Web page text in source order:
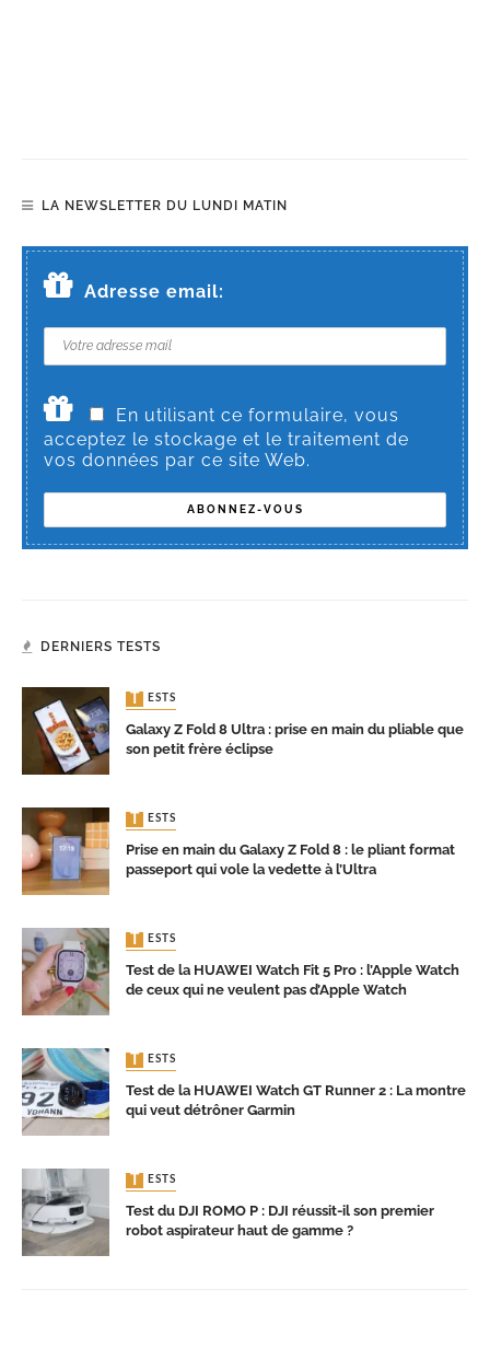
LA NEWSLETTER DU LUNDI MATIN
Adresse email:
En utilisant ce formulaire, vous
acceptez le stockage et le traitement de
vos données par ce site Web.
DERNIERS TESTS
TESTS
Galaxy Z Fold 8 Ultra : prise en main du pliable que
son petit frère éclipse
TESTS
Prise en main du Galaxy Z Fold 8 : le pliant format
passeport qui vole la vedette à l’Ultra
TESTS
Test de la HUAWEI Watch Fit 5 Pro : l’Apple Watch
de ceux qui ne veulent pas d’Apple Watch
TESTS
Test de la HUAWEI Watch GT Runner 2 : La montre
qui veut détrôner Garmin
TESTS
Test du DJI ROMO P : DJI réussit-il son premier
robot aspirateur haut de gamme ?